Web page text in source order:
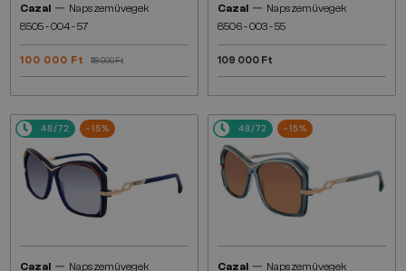
Cazal — Napszemüvegek
8505 - 004 - 57
100 000 Ft 118 000 Ft
Cazal — Napszemüvegek
8506 - 003 - 55
109 000 Ft
48/72 -15%
Cazal — Napszemüvegek
48/72 -15%
Cazal — Napszemüvegek